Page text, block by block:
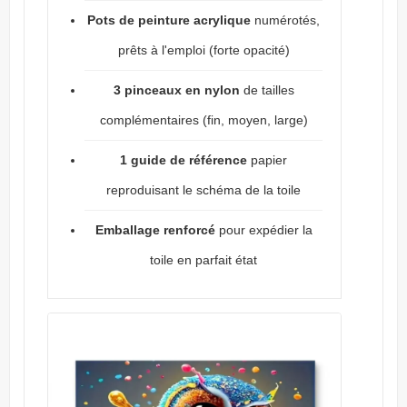
Pots de peinture acrylique numérotés,
prêts à l'emploi (forte opacité)
3 pinceaux en nylon de tailles
complémentaires (fin, moyen, large)
1 guide de référence papier
reproduisant le schéma de la toile
Emballage renforcépour expédier la
toile en parfait état